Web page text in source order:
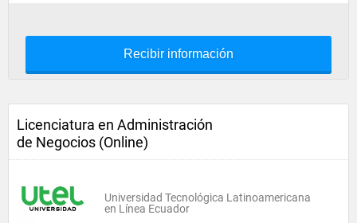
Recibir información
Licenciatura en Administración
de Negocios (Online)
Universidad Tecnológica Latinoamericana
en Línea Ecuador